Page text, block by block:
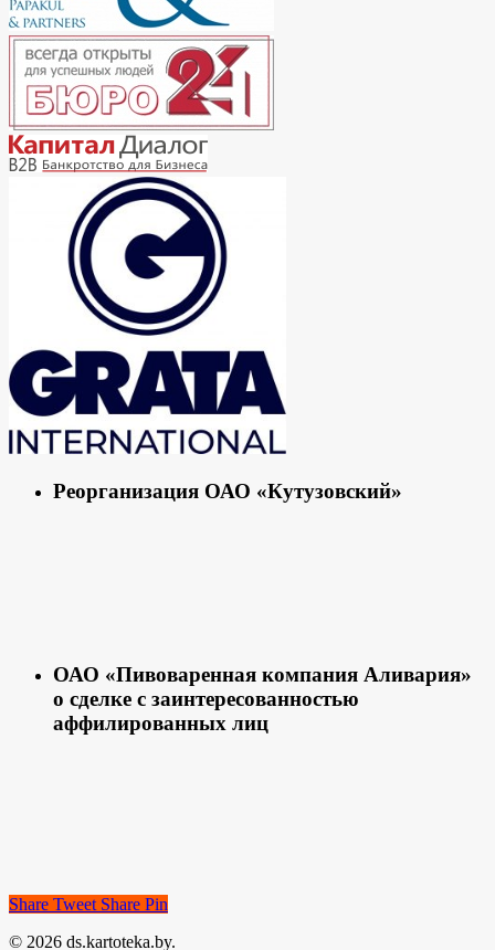
Реорганизация ОАО «Кутузовский»
ОАО «Пивоваренная компания Аливария»
о сделке с заинтересованностью
аффилированных лиц
Share Tweet Share Pin
© 2026 ds.kartoteka.by.